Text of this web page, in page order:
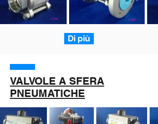
Di più
VALVOLE A SFERA
PNEUMATICHE